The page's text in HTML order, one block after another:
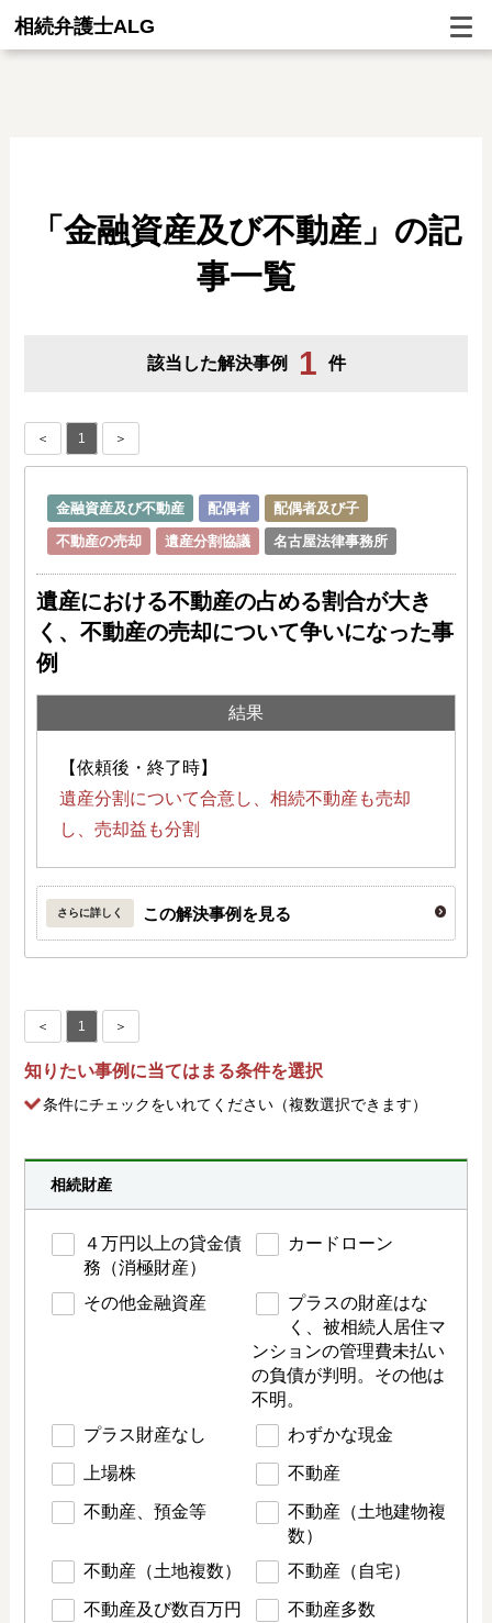
相続弁護士ALG
「金融資産及び不動産」の記
事一覧
該当した解決事例 1 件
＜ 1 ＞
金融資産及び不動産 配偶者
配偶者及び子
不動産の売却
遺産分割協議 名古屋法律事務所
遺産における不動産の占める割合が大き
く、不動産の売却について争いになった事
例
結果
【依頼後・終了時】
遺産分割について合意し、相続不動産も売却
し、売却益も分割
さらに詳しく この解決事例を見る
＜ 1 ＞
知りたい事例に当てはまる条件を選択
条件にチェックをいれてください（複数選択できます）
相続財産
４万円以上の貸金債
務（消極財産）
カードローン
その他金融資産
プラスの財産はな
く、被相続人居住マ
ンションの管理費未払い
の負債が判明。その他は
不明。
プラス財産なし
わずかな現金
上場株 不動産
不動産、預金等
不動産（土地建物複
数）
不動産（土地複数）
不動産（自宅）
不動産及び数百万円
不動産多数